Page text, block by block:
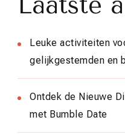
Leuke activiteiten
gelijkgestemden en
Ontdek de Nieuwe
met Bumble Date